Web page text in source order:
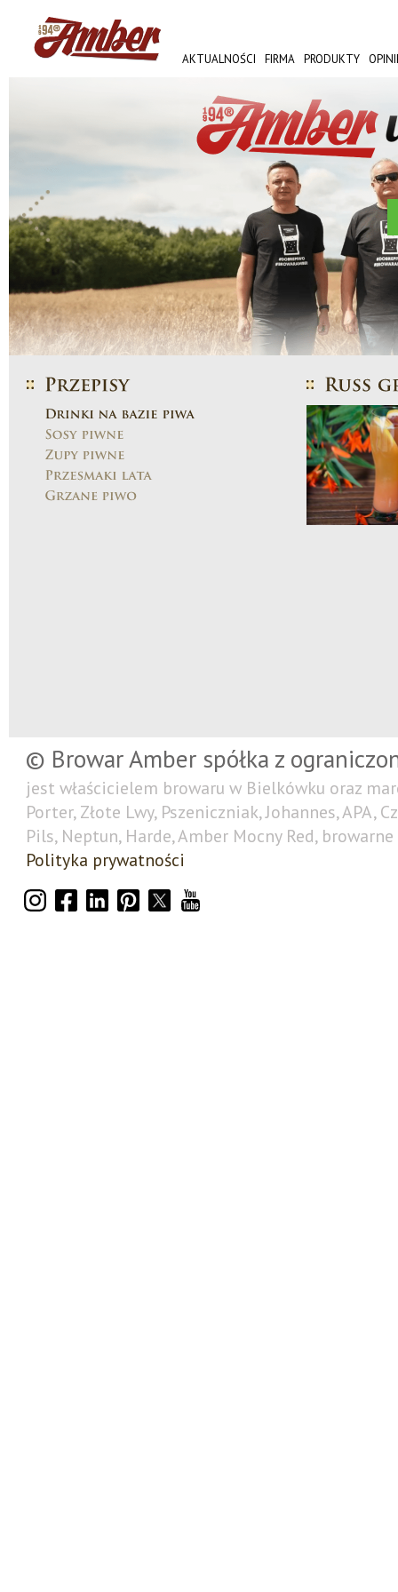
AKTUALNOŚCI FIRMA PRODUKTY
AMBER FEST
© Browar Amber spółka z
jest właścicielem browaru w Bielkówku oraz
Porter, Złote Lwy, Pszeniczniak, Johannes, APA,
Pils, Neptun, Harde, Amber Mocny Red,
Polityka prywatności